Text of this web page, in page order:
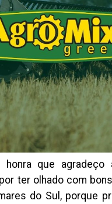
honra que agradeço
ter olhado com
do Sul, porque